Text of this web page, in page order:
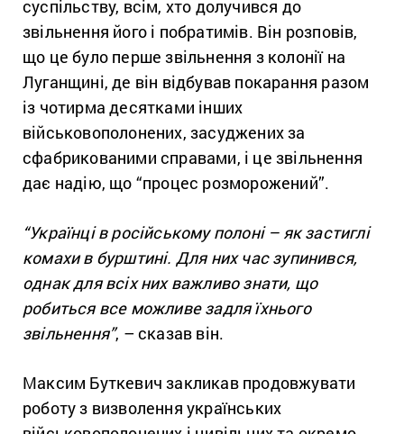
суспільству, всім, хто долучився до
звільнення його і побратимів. Він розповів,
що це було перше звільнення з колонії на
Луганщині, де він відбував покарання разом
із чотирма десятками інших
військовополонених, засуджених за
сфабрикованими справами, і це звільнення
дає надію, що “процес розморожений”.
“Українці в російському полоні – як застиглі
комахи в бурштині. Для них час зупинився,
однак для всіх них важливо знати, що
робиться все можливе задля їхнього
звільнення”, – сказав він.
Максим Буткевич закликав продовжувати
роботу з визволення українських